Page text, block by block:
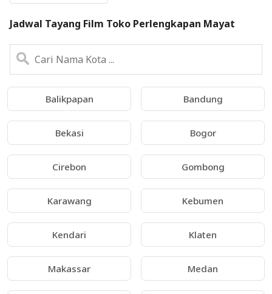
Jadwal Tayang Film Toko Perlengkapan Mayat
Balikpapan Bandung
Bekasi Bogor
Cirebon Gombong
Karawang Kebumen
Kendari Klaten
Makassar Medan